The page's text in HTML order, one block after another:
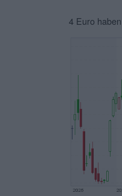
4 Euro